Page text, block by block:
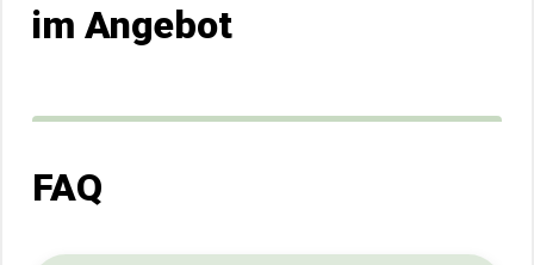
im Angebot
FAQ